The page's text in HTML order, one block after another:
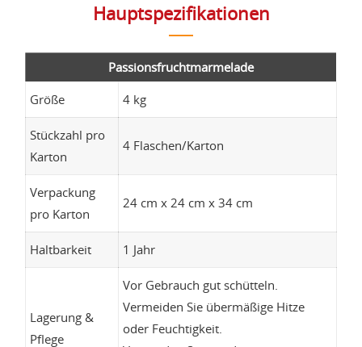
Hauptspezifikationen
Passionsfruchtmarmelade
Größe
4 kg
Stückzahl pro
Karton
4 Flaschen/Karton
Verpackung
pro Karton
24 cm x 24 cm x 34 cm
Haltbarkeit 1 Jahr
Lagerung &
Pflege
Vor Gebrauch gut schütteln.
Vermeiden Sie übermäßige Hitze
oder Feuchtigkeit.